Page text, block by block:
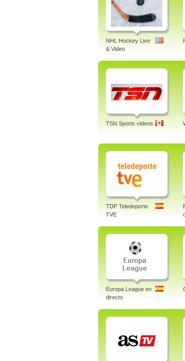
NHL Hockey Live
& Video
TSN Sports videos
TDP Teledeporte
TVE
Europa League en
directo